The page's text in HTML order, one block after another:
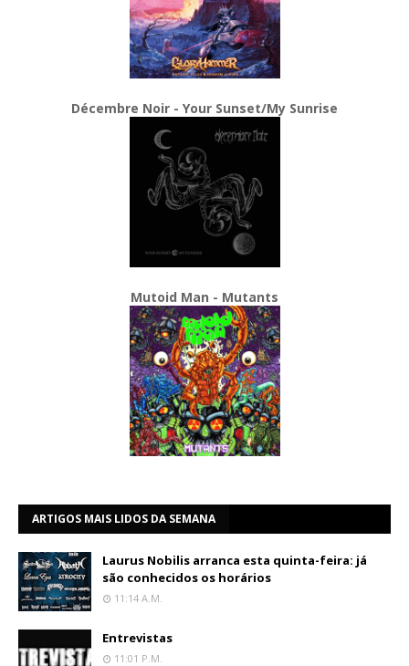
Décembre Noir - Your Sunset/My Sunrise
Mutoid Man - Mutants
ARTIGOS MAIS LIDOS DA SEMANA
Laurus Nobilis arranca esta quinta-feira: já
são conhecidos os horários
11:14 A.m.
Entrevistas
11:01 P.m.